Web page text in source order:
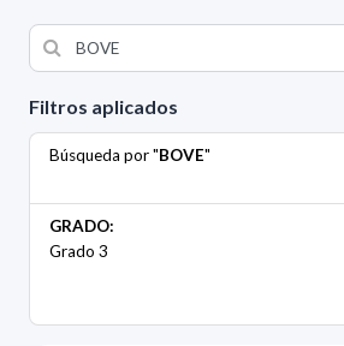
Filtros aplicados
Búsqueda por "BOVE"
GRADO:
Grado 3